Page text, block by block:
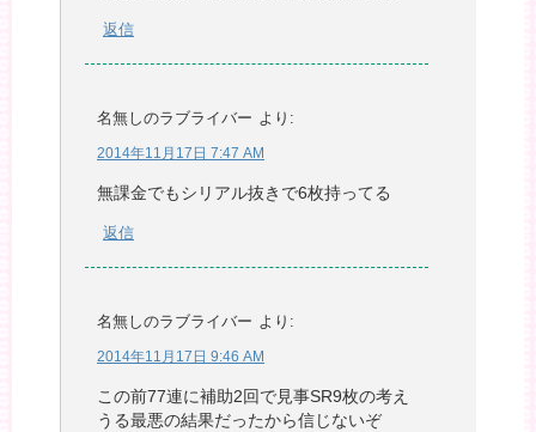
返信
名無しのラブライバー より:
2014年11月17日 7:47 AM
無課金でもシリアル抜きで6枚持ってる
返信
名無しのラブライバー より:
2014年11月17日 9:46 AM
この前77連に補助2回で見事SR9枚の考え
うる最悪の結果だったから信じないぞ